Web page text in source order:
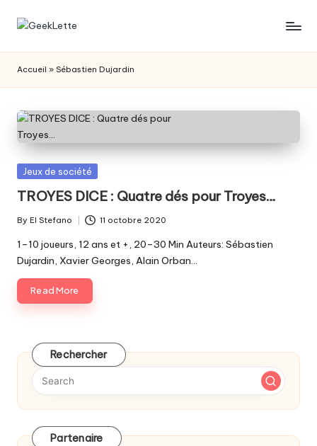
Skip
G
e
e
k
L
e
t
t
e
les
de
société
Accueil » Sébastien Dujardin
Posted
Jeux de société
TROYES DICE : Quatre dés pour Troyes…
Posted
by
By El Stefano 11 octobre 2020
1–10 joueurs, 12 ans et +, 20–30 Min Auteurs: Sébastien
Dujardin, Xavier Georges, Alain Orban…
Read More
Rechercher
Partenaire